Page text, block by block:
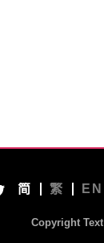
简 繁 EN
Copyright Text